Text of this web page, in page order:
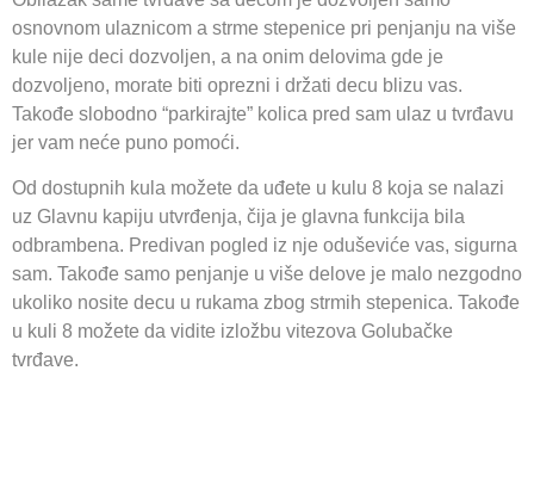
osnovnom ulaznicom a strme stepenice pri penjanju na više
kule nije deci dozvoljen, a na onim delovima gde je
dozvoljeno, morate biti oprezni i držati decu blizu vas.
Takođe slobodno “parkirajte” kolica pred sam ulaz u tvrđavu
jer vam neće puno pomoći.
Od dostupnih kula možete da uđete u kulu 8 koja se nalazi
uz Glavnu kapiju utvrđenja, čija je glavna funkcija bila
odbrambena. Predivan pogled iz nje oduševiće vas, sigurna
sam. Takođe samo penjanje u više delove je malo nezgodno
ukoliko nosite decu u rukama zbog strmih stepenica. Takođe
u kuli 8 možete da vidite izložbu vitezova Golubačke
tvrđave.